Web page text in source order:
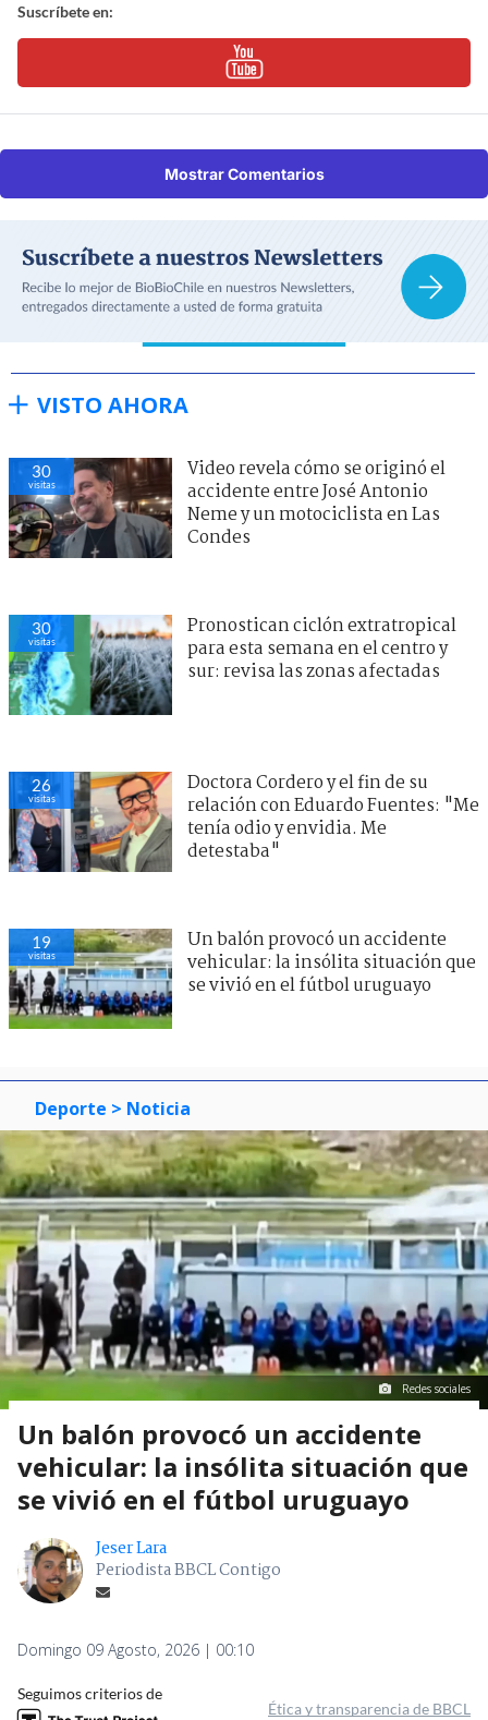
Suscríbete en:
Mostrar Comentarios
VISTO AHORA
30
visitas
Video revela cómo se originó el
accidente entre José Antonio
Neme y un motociclista en Las
Condes
30
visitas
Pronostican ciclón extratropical
para esta semana en el centro y
sur: revisa las zonas afectadas
26
visitas
Doctora Cordero y el fin de su
relación con Eduardo Fuentes: "Me
tenía odio y envidia. Me
detestaba"
19
visitas
Un balón provocó un accidente
vehicular: la insólita situación que
se vivió en el fútbol uruguayo
Deporte > Noticia
Redes sociales
Un balón provocó un accidente
vehicular: la insólita situación que
se vivió en el fútbol uruguayo
Jeser Lara
Periodista BBCL Contigo
Domingo 09 Agosto, 2026 | 00:10
Seguimos criterios de
Ética y transparencia de BBCL